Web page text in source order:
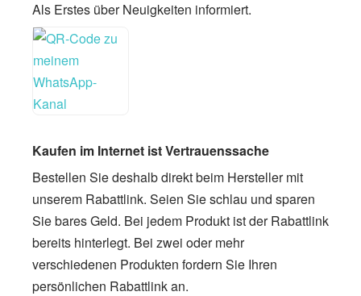
Als Erstes über Neuigkeiten informiert.
Kaufen im Internet ist Vertrauenssache
Bestellen Sie deshalb direkt beim Hersteller mit
unserem Rabattlink. Seien Sie schlau und sparen
Sie bares Geld. Bei jedem Produkt ist der Rabattlink
bereits hinterlegt. Bei zwei oder mehr
verschiedenen Produkten fordern Sie Ihren
persönlichen Rabattlink an.